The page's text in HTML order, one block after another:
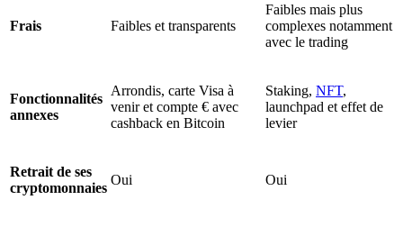
Frais Faibles et transparents
Faibles mais plus
complexes notamment
avec le trading
Fonctionnalités
annexes
Arrondis, carte Visa à
venir et compte € avec
cashback en Bitcoin
Staking, NFT,
launchpad et effet de
levier
Retrait de ses
cryptomonnaies
Oui Oui